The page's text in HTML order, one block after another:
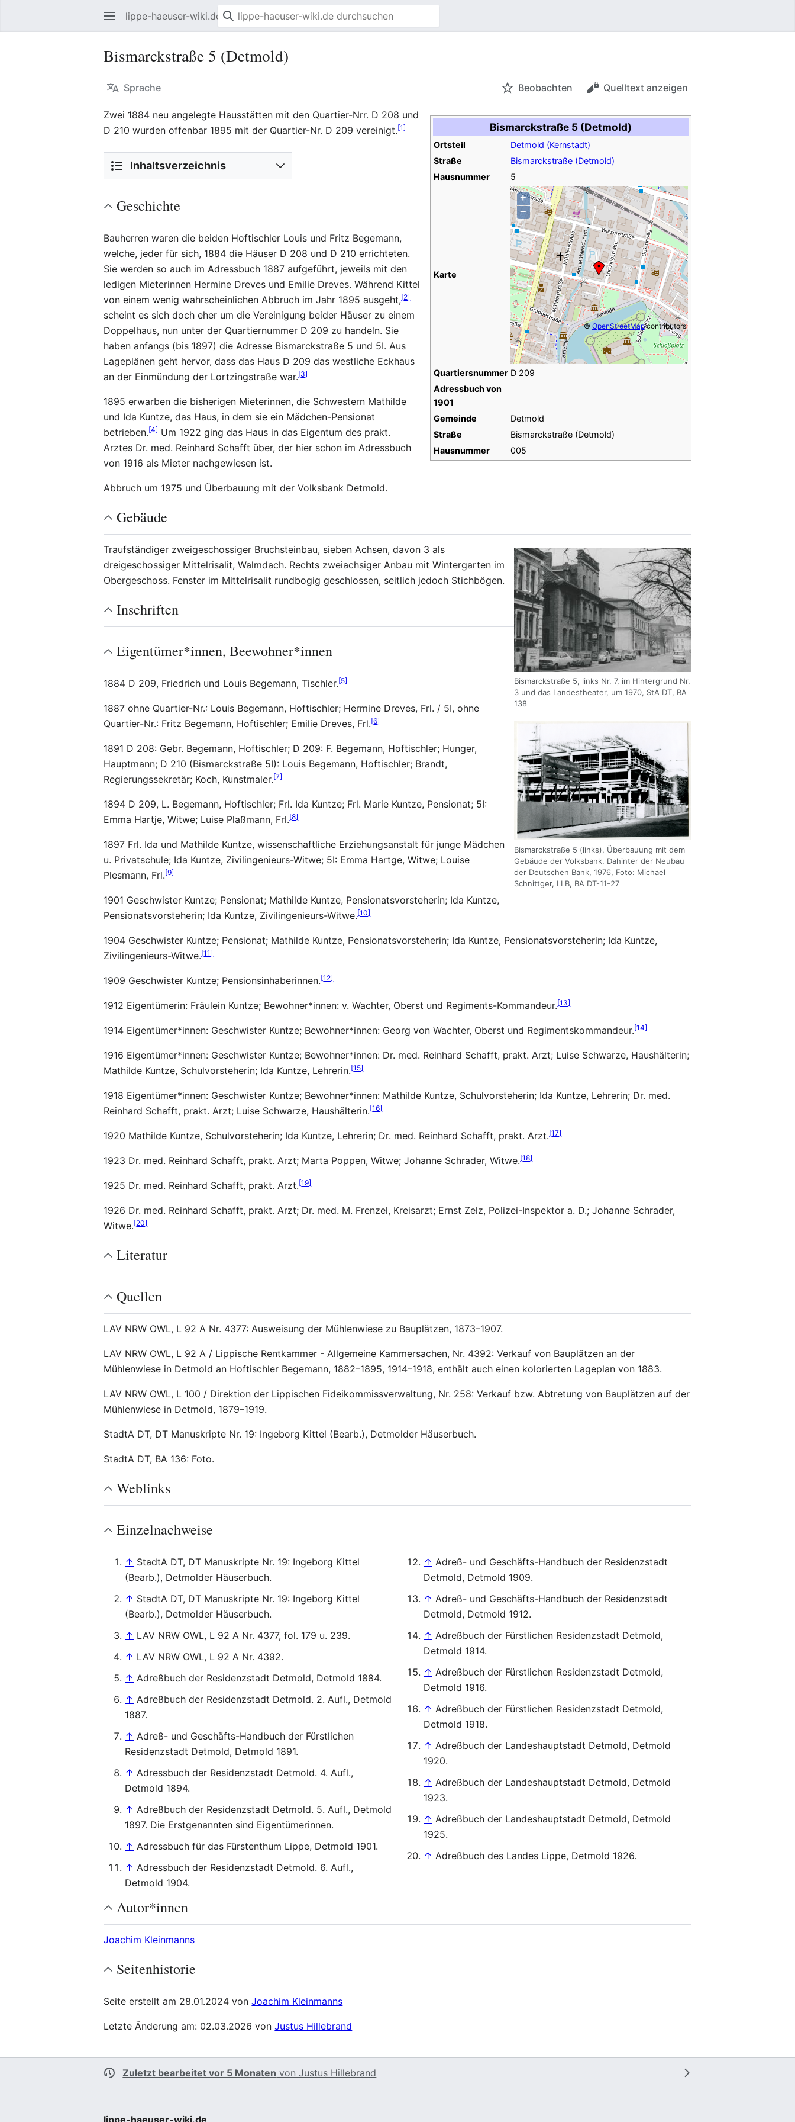
lippe-haeuser-wiki.de
Bismarckstraße 5 (Detmold)
Sprache Beobachten Quelltext anzeigen
Bismarckstraße 5 (Detmold)
Ortsteil
Detmold (Kernstadt)
Straße
Bismarckstraße (Detmold)
Hausnummer
5
Karte
+
−
© OpenStreetMapcontributors
Quartiersnummer D 209
Adressbuch von
1901
Gemeinde
Detmold
Straße
Bismarckstraße (Detmold)
Hausnummer
005
Zwei 1884 neu angelegte Hausstätten mit den Quartier-Nrr. D 208 und
D 210 wurden offenbar 1895 mit der Quartier-Nr. D 209 vereinigt.[1]
Inhaltsverzeichnis
Geschichte
Bauherren waren die beiden Hoftischler Louis und Fritz Begemann,
welche, jeder für sich, 1884 die Häuser D 208 und D 210 errichteten.
Sie werden so auch im Adressbuch 1887 aufgeführt, jeweils mit den
ledigen Mieterinnen Hermine Dreves und Emilie Dreves. Während Kittel
von einem wenig wahrscheinlichen Abbruch im Jahr 1895 ausgeht,[2]
scheint es sich doch eher um die Vereinigung beider Häuser zu einem
Doppelhaus, nun unter der Quartiernummer D 209 zu handeln. Sie
haben anfangs (bis 1897) die Adresse Bismarckstraße 5 und 5I. Aus
Lageplänen geht hervor, dass das Haus D 209 das westliche Eckhaus
an der Einmündung der Lortzingstraße war.[3]
1895 erwarben die bisherigen Mieterinnen, die Schwestern Mathilde
und Ida Kuntze, das Haus, in dem sie ein Mädchen-Pensionat
betrieben.[4]Um 1922 ging das Haus in das Eigentum des prakt.
Arztes Dr. med. Reinhard Schafft über, der hier schon im Adressbuch
von 1916 als Mieter nachgewiesen ist.
Abbruch um 1975 und Überbauung mit der Volksbank Detmold.
Gebäude
Bismarckstraße 5, links Nr. 7, im Hintergrund Nr.
3 und das Landestheater, um 1970, StA DT, BA
138
Bismarckstraße 5 (links), Überbauung mit dem
Gebäude der Volksbank. Dahinter der Neubau
der Deutschen Bank, 1976, Foto: Michael
Schnittger, LLB, BA DT-11-27
Traufständiger zweigeschossiger Bruchsteinbau, sieben Achsen, davon 3 als
dreigeschossiger Mittelrisalit, Walmdach. Rechts zweiachsiger Anbau mit Wintergarten im
Obergeschoss. Fenster im Mittelrisalit rundbogig geschlossen, seitlich jedoch Stichbögen.
Inschriften
Eigentümer*innen, Beewohner*innen
1884 D 209, Friedrich und Louis Begemann, Tischler.[5]
1887 ohne Quartier-Nr.: Louis Begemann, Hoftischler; Hermine Dreves, Frl. / 5I, ohne
Quartier-Nr.: Fritz Begemann, Hoftischler; Emilie Dreves, Frl.[6]
1891 D 208: Gebr. Begemann, Hoftischler; D 209: F. Begemann, Hoftischler; Hunger,
Hauptmann; D 210 (Bismarckstraße 5I): Louis Begemann, Hoftischler; Brandt,
Regierungssekretär; Koch, Kunstmaler.[7]
1894 D 209, L. Begemann, Hoftischler; Frl. Ida Kuntze; Frl. Marie Kuntze, Pensionat; 5I:
Emma Hartje, Witwe; Luise Plaßmann, Frl.[8]
1897 Frl. Ida und Mathilde Kuntze, wissenschaftliche Erziehungsanstalt für junge Mädchen
u. Privatschule; Ida Kuntze, Zivilingenieurs-Witwe; 5I: Emma Hartge, Witwe; Louise
Plesmann, Frl.[9]
1901 Geschwister Kuntze; Pensionat; Mathilde Kuntze, Pensionatsvorsteherin; Ida Kuntze,
Pensionatsvorsteherin; Ida Kuntze, Zivilingenieurs-Witwe.[10]
1904 Geschwister Kuntze; Pensionat; Mathilde Kuntze, Pensionatsvorsteherin; Ida Kuntze, Pensionatsvorsteherin; Ida Kuntze,
Zivilingenieurs-Witwe.[11]
1909 Geschwister Kuntze; Pensionsinhaberinnen.[12]
1912 Eigentümerin: Fräulein Kuntze; Bewohner*innen: v. Wachter, Oberst und Regiments-Kommandeur.[13]
1914 Eigentümer*innen: Geschwister Kuntze; Bewohner*innen: Georg von Wachter, Oberst und Regimentskommandeur.[14]
1916 Eigentümer*innen: Geschwister Kuntze; Bewohner*innen: Dr. med. Reinhard Schafft, prakt. Arzt; Luise Schwarze, Haushälterin;
Mathilde Kuntze, Schulvorsteherin; Ida Kuntze, Lehrerin.[15]
1918 Eigentümer*innen: Geschwister Kuntze; Bewohner*innen: Mathilde Kuntze, Schulvorsteherin; Ida Kuntze, Lehrerin; Dr. med.
Reinhard Schafft, prakt. Arzt; Luise Schwarze, Haushälterin.[16]
1920 Mathilde Kuntze, Schulvorsteherin; Ida Kuntze, Lehrerin; Dr. med. Reinhard Schafft, prakt. Arzt.[17]
1923 Dr. med. Reinhard Schafft, prakt. Arzt; Marta Poppen, Witwe; Johanne Schrader, Witwe.[18]
1925 Dr. med. Reinhard Schafft, prakt. Arzt.[19]
1926 Dr. med. Reinhard Schafft, prakt. Arzt; Dr. med. M. Frenzel, Kreisarzt; Ernst Zelz, Polizei-Inspektor a. D.; Johanne Schrader,
Witwe.[20]
Literatur
Quellen
LAV NRW OWL, L 92 A Nr. 4377: Ausweisung der Mühlenwiese zu Bauplätzen, 1873–1907.
LAV NRW OWL, L 92 A / Lippische Rentkammer - Allgemeine Kammersachen, Nr. 4392: Verkauf von Bauplätzen an der
Mühlenwiese in Detmold an Hoftischler Begemann, 1882–1895, 1914–1918, enthält auch einen kolorierten Lageplan von 1883.
LAV NRW OWL, L 100 / Direktion der Lippischen Fideikommissverwaltung, Nr. 258: Verkauf bzw. Abtretung von Bauplätzen auf der
Mühlenwiese in Detmold, 1879–1919.
StadtA DT, DT Manuskripte Nr. 19: Ingeborg Kittel (Bearb.), Detmolder Häuserbuch.
StadtA DT, BA 136: Foto.
Weblinks
Einzelnachweise
↑ StadtA DT, DT Manuskripte Nr. 19: Ingeborg Kittel
(Bearb.), Detmolder Häuserbuch.
↑ StadtA DT, DT Manuskripte Nr. 19: Ingeborg Kittel
(Bearb.), Detmolder Häuserbuch.
↑ LAV NRW OWL, L 92 A Nr. 4377, fol. 179 u. 239.
↑ LAV NRW OWL, L 92 A Nr. 4392.
↑ Adreßbuch der Residenzstadt Detmold, Detmold 1884.
↑ Adreßbuch der Residenzstadt Detmold. 2. Aufl., Detmold
1887.
↑ Adreß- und Geschäfts-Handbuch der Fürstlichen
Residenzstadt Detmold, Detmold 1891.
↑ Adressbuch der Residenzstadt Detmold. 4. Aufl.,
Detmold 1894.
↑ Adreßbuch der Residenzstadt Detmold. 5. Aufl., Detmold
1897. Die Erstgenannten sind Eigentümerinnen.
↑ Adressbuch für das Fürstenthum Lippe, Detmold 1901.
↑ Adressbuch der Residenzstadt Detmold. 6. Aufl.,
Detmold 1904.
↑ Adreß- und Geschäfts-Handbuch der Residenzstadt
Detmold, Detmold 1909.
↑ Adreß- und Geschäfts-Handbuch der Residenzstadt
Detmold, Detmold 1912.
↑ Adreßbuch der Fürstlichen Residenzstadt Detmold,
Detmold 1914.
↑ Adreßbuch der Fürstlichen Residenzstadt Detmold,
Detmold 1916.
↑ Adreßbuch der Fürstlichen Residenzstadt Detmold,
Detmold 1918.
↑ Adreßbuch der Landeshauptstadt Detmold, Detmold
1920.
↑ Adreßbuch der Landeshauptstadt Detmold, Detmold
1923.
↑ Adreßbuch der Landeshauptstadt Detmold, Detmold
1925.
↑ Adreßbuch des Landes Lippe, Detmold 1926.
Autor*innen
Joachim Kleinmanns
Seitenhistorie
Seite erstellt am 28.01.2024 vonJoachim Kleinmanns
Letzte Änderung am: 02.03.2026 vonJustus Hillebrand
Zuletzt bearbeitet vor 5 Monaten vonJustus Hillebrand
lippe-haeuser-wiki.de